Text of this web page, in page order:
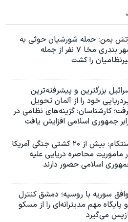
یمن: حمله شورشیان حوثی به
شهر بندری مخا ۷ نفر از جمله
را کشت
بزرگترین و پیشرفته‌ترین
خود را از آلمان تحویل
کارشناسان: گزینه‌های نظامی در
جمهوری اسلامی افزایش یافت
سنتکام: بیش از ۲۰ کشتی جنگی آمریکا
ماموریت محاصره دریایی علیه
اسلامی حضور دارند
سوریه با روسیه؛ دمشق کنترل
پایگاه مهم مدیترانه‌ای را از مسکو
می‌گیرد